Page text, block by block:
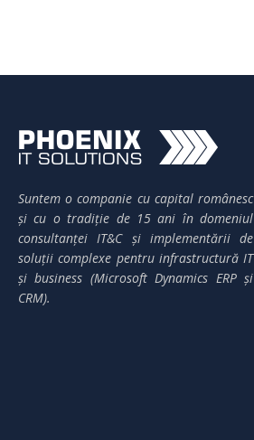
Suntem o companie cu capital românesc
și cu o tradiție de 15 ani în domeniul
consultanței IT&C și implementării de
soluții complexe pentru infrastructură IT
și business (Microsoft Dynamics ERP și
CRM).